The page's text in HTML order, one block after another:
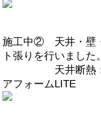
施工中② 天井・壁
ト張りを行いました。
天井断熱：グ
アフォームLITE